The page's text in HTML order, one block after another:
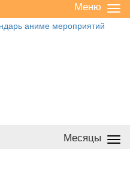
/
Меню
Месяцы